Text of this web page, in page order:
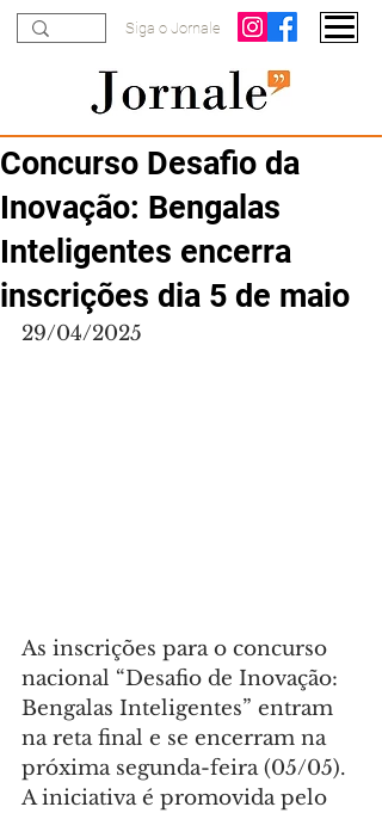
Siga o Jornale
Concurso Desafio da
Inovação: Bengalas
Inteligentes encerra
inscrições dia 5 de maio
29/04/2025
As inscrições para o concurso
nacional “Desafio de Inovação:
Bengalas Inteligentes” entram
na reta final e se encerram na
próxima segunda-feira (05/05).
A iniciativa é promovida pelo